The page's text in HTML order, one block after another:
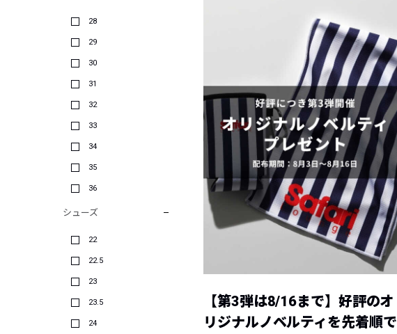
28
29
30
31
32
33
34
35
36
シューズ
22
22.5
23
23.5
24
【第3弾は8/16まで】好評のオ
リジナルノベルティを先着順で